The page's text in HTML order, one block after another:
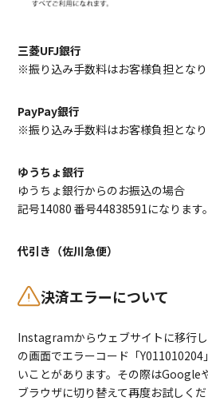
三菱UFJ銀行
※振り込み手数料はお客様負担となり
PayPay銀行
※振り込み手数料はお客様負担となり
ゆうちょ銀行
ゆうちょ銀行からのお振込の場合
記号14080 番号44838591になります。
代引き（佐川急便）
決済エラーについて
Instagramからウェブサイトに移行
の画面でエラーコード「
いことがあります。その際は
ブラウザに切り替えて再度お試しく